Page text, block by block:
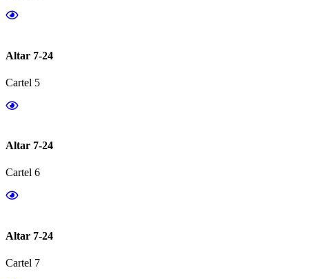
Altar 7-24
Cartel 5
Altar 7-24
Cartel 6
Altar 7-24
Cartel 7